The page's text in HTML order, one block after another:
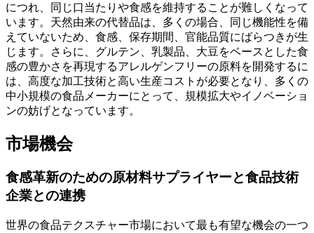
につれ、同じ口当たりや食感を維持することが難しくなって
います。天然由来の代替品は、多くの場合、同じ機能性を備
えていないため、食感、保存期間、官能品質にばらつきが生
じます。さらに、グルテン、乳製品、大豆をベースとした食
感の豊かさを再現するアレルゲンフリーの原料を開発するに
は、高度な加工技術と高い生産コストが必要となり、多くの
中小規模の食品メーカーにとって、規模拡大やイノベーショ
ンの妨げとなっています。
市場機会
食感革新のための原材料サプライヤーと食品技術
企業との連携
世界の食品テクスチャー市場において最も有望な機会の一つ